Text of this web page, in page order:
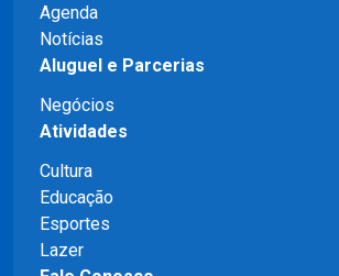
Agenda
Notícias
Aluguel e Parcerias
Negócios
Atividades
Cultura
Educação
Esportes
Lazer